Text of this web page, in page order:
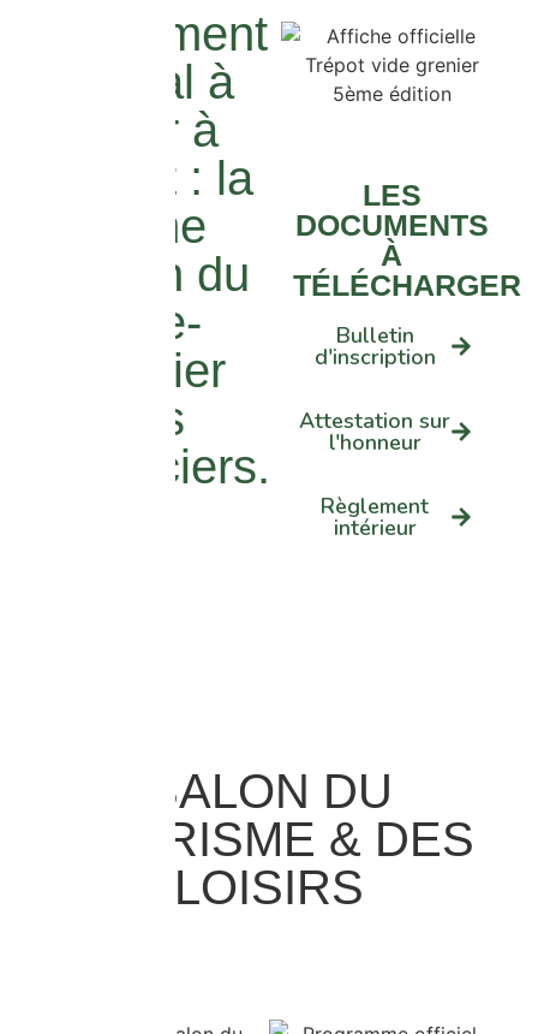
Evénement
estival à
venir à
Trépot : la
5ème
édition du
Vide-
Grenier
des
Vacanciers.
LES
DOCUMENTS
À
TÉLÉCHARGER
Bulletin
d'inscription
Attestation sur
l'honneur
Règlement
intérieur
SALON DU
TOURISME & DES
LOISIRS